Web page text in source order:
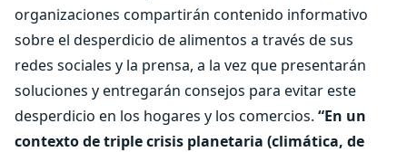
organizaciones compartirán contenido informativo
sobre el desperdicio de alimentos a través de sus
redes sociales y la prensa, a la vez que presentarán
soluciones y entregarán consejos para evitar este
desperdicio en los hogares y los comercios. “En un
contexto de triple crisis planetaria (climática, de